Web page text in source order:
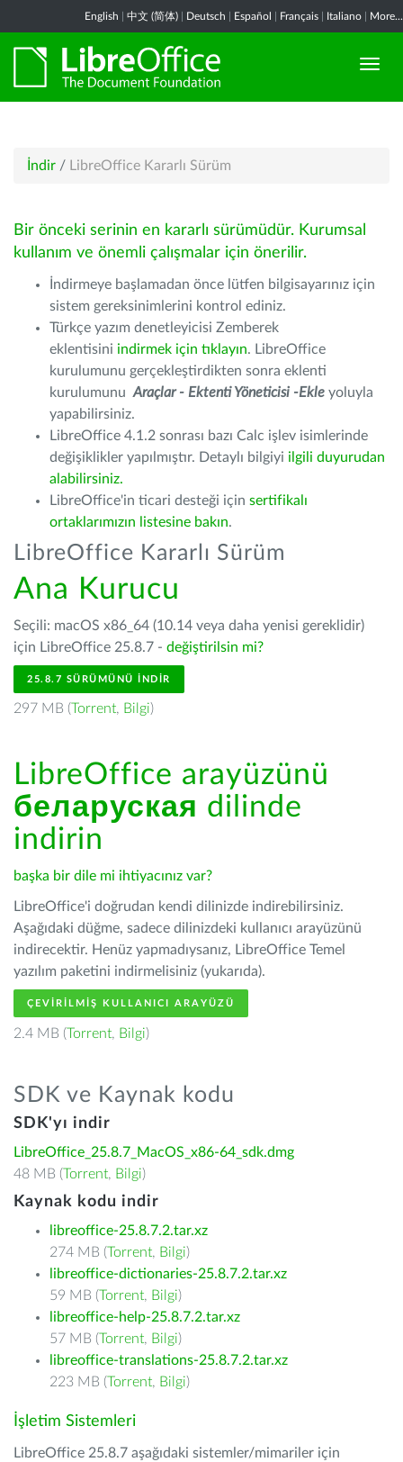
English 中文 (简体) Deutsch Español Français Italiano More...
İndir / LibreOffice Kararlı Sürüm
Bir önceki serinin en kararlı sürümüdür. Kurumsal
kullanım ve önemli çalışmalar için önerilir.
İndirmeye başlamadan önce lütfen bilgisayarınız için
sistem gereksinimlerini kontrol ediniz.
Türkçe yazım denetleyicisi Zemberek
eklentisini indirmek için tıklayın. LibreOffice
kurulumunu gerçekleştirdikten sonra eklenti
kurulumunu Araçlar - Ektenti Yöneticisi -Ekle yoluyla
yapabilirsiniz.
LibreOffice 4.1.2 sonrası bazı Calc işlev isimlerinde
değişiklikler yapılmıştır. Detaylı bilgiyi ilgili duyurudan
alabilirsiniz.
LibreOffice'in ticari desteği için sertifikalı
ortaklarımızın listesine bakın.
LibreOffice Kararlı Sürüm
Ana Kurucu
Seçili: macOS x86_64 (10.14 veya daha yenisi gereklidir)
için LibreOffice 25.8.7 - değiştirilsin mi?
25.8.7 SÜRÜMÜNÜ İNDIR
297 MB (Torrent, Bilgi)
LibreOffice arayüzünü
беларуская dilinde
indirin
başka bir dile mi ihtiyacınız var?
LibreOffice'i doğrudan kendi dilinizde indirebilirsiniz.
Aşağıdaki düğme, sadece dilinizdeki kullanıcı arayüzünü
indirecektir. Henüz yapmadıysanız, LibreOffice Temel
yazılım paketini indirmelisiniz (yukarıda).
ÇEVIRILMIŞ KULLANICI ARAYÜZÜ
2.4 MB (Torrent, Bilgi)
SDK ve Kaynak kodu
SDK'yı indir
LibreOffice_25.8.7_MacOS_x86-64_sdk.dmg
48 MB (Torrent, Bilgi)
Kaynak kodu indir
libreoffice-25.8.7.2.tar.xz
274 MB (Torrent, Bilgi)
libreoffice-dictionaries-25.8.7.2.tar.xz
59 MB (Torrent, Bilgi)
libreoffice-help-25.8.7.2.tar.xz
57 MB (Torrent, Bilgi)
libreoffice-translations-25.8.7.2.tar.xz
223 MB (Torrent, Bilgi)
İşletim Sistemleri
LibreOffice 25.8.7 aşağıdaki sistemler/mimariler için